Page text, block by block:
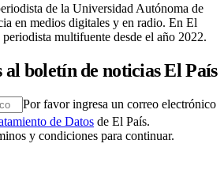
de la Universidad Autónoma de
en medios digitales y en radio. En El
periodista multifuente desde el año 2022.
boletín de noticias El País
Por favor ingresa un correo electrónico
de Datos de El País.
y condiciones para continuar.